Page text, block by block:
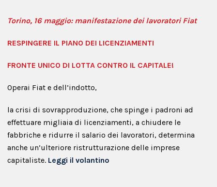
Torino, 16 maggio: manifestazione dei lavoratori Fiat
RESPINGERE IL PIANO DEI LICENZIAMENTI
FRONTE UNICO DI LOTTA CONTRO IL CAPITALE!
Operai Fiat e dell’indotto,
la crisi di sovrapproduzione, che spinge i padroni ad
effettuare migliaia di licenziamenti, a chiudere le
fabbriche e ridurre il salario dei lavoratori, determina
anche un’ulteriore ristrutturazione delle imprese
capitaliste. Leggi il volantino